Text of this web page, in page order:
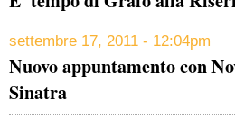
settembre 17, 2011 - 12:04pm
Nuovo appuntamento con
Sinatra